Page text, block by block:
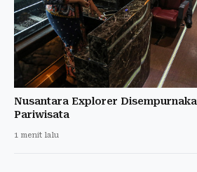
Nusantara Explorer
Pariwisata
1 menit lalu